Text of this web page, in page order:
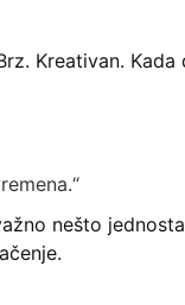
Kreativan.
nešto